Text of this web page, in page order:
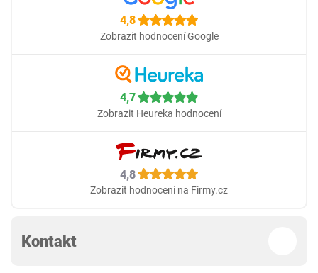
4,8
Zobrazit hodnocení Google
4,7
Zobrazit Heureka hodnocení
4,8
Zobrazit hodnocení na Firmy.cz
Kontakt